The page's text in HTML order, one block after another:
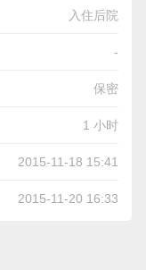
入住后院
-
保密
1 小时
2015-11-18 15:41
2015-11-20 16:33